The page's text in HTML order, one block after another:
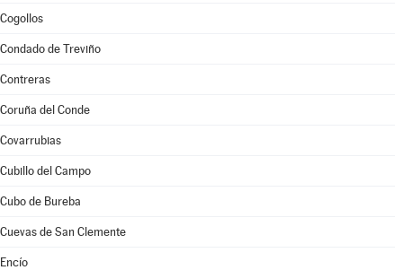
Cogollos
Condado de Treviño
Contreras
Coruña del Conde
Covarrubias
Cubillo del Campo
Cubo de Bureba
Cuevas de San Clemente
Encío